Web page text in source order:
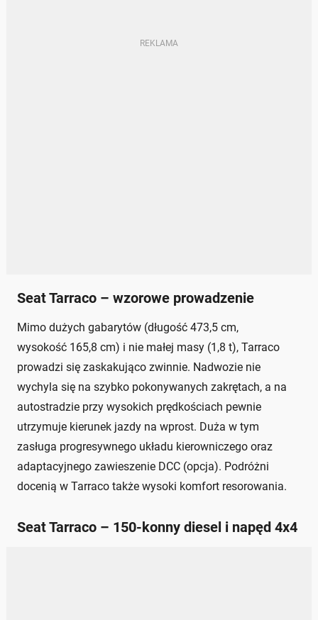
Seat Tarraco – wzorowe prowadzenie
Mimo dużych gabarytów (długość 473,5 cm,
wysokość 165,8 cm) i nie małej masy (1,8 t), Tarraco
prowadzi się zaskakująco zwinnie. Nadwozie nie
wychyla się na szybko pokonywanych zakrętach, a na
autostradzie przy wysokich prędkościach pewnie
utrzymuje kierunek jazdy na wprost. Duża w tym
zasługa progresywnego układu kierowniczego oraz
adaptacyjnego zawieszenie DCC (opcja). Podróżni
docenią w Tarraco także wysoki komfort resorowania.
Seat Tarraco – 150-konny diesel i napęd 4x4